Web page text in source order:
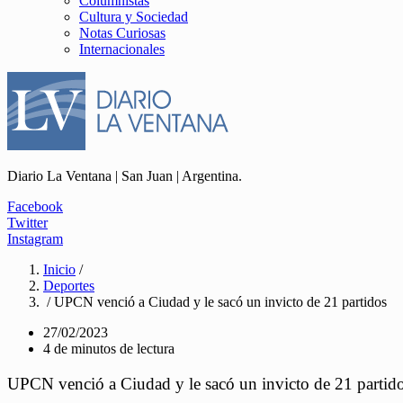
Cultura y Sociedad
Notas Curiosas
Internacionales
Diario La Ventana | San Juan | Argentina.
Facebook
Twitter
Instagram
Inicio /
Deportes
/ UPCN venció a Ciudad y le sacó un invicto de 21 partidos
27/02/2023
4 de minutos de lectura
UPCN venció a Ciudad y le sacó un invicto de 21